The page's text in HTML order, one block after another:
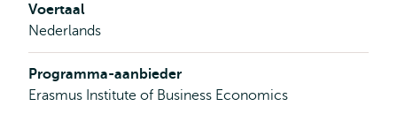
Voertaal
Nederlands
Programma-aanbieder
Erasmus Institute of Business Economics